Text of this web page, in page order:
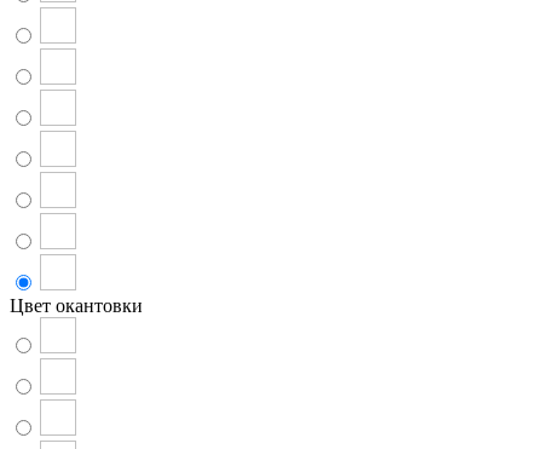
Цвет окантовки